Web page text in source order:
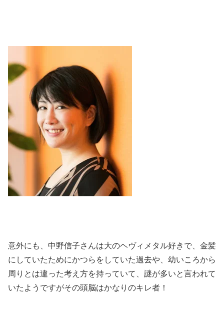
意外にも、中野信子さんは大のヘヴィメタル好きで、金髪
にしていたためにかつらをしていた過去や、幼いころから
周りとは違った考え方を持っていて、謎が多いと言われて
いたようですがその頭脳はかなりのキレ者！